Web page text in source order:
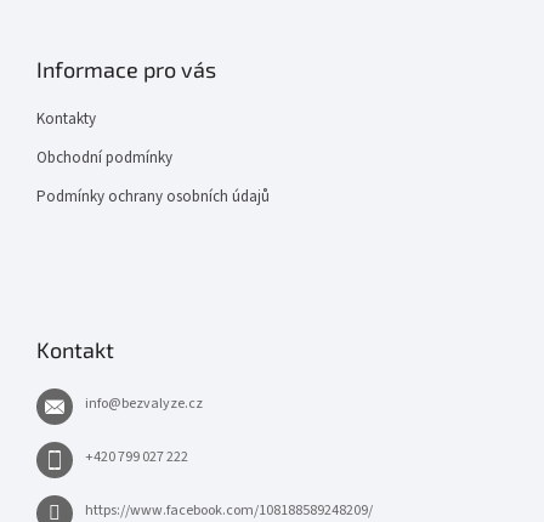
Informace pro vás
Kontakty
Obchodní podmínky
Podmínky ochrany osobních údajů
Kontakt
info@bezvalyze.cz
+420 799 027 222
https://www.facebook.com/108188589248209/